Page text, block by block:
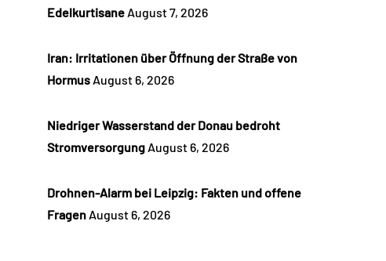
Edelkurtisane August 7, 2026
Iran: Irritationen über Öffnung der Straße von
Hormus August 6, 2026
Niedriger Wasserstand der Donau bedroht
Stromversorgung August 6, 2026
Drohnen-Alarm bei Leipzig: Fakten und offene
Fragen August 6, 2026